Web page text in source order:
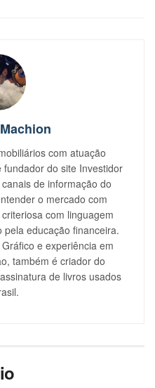
com atuação
do site Investidor
de informação do
o mercado com
com linguagem
educação financeira.
e experiência em
também é criador do
de livros usados